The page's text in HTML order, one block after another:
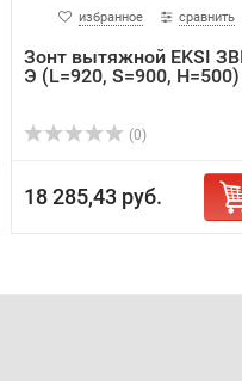
избранное сравнить
Зонт вытяжной EKSI
Э (L=920, S=900, H=500)
(0)
18 285,43 руб.